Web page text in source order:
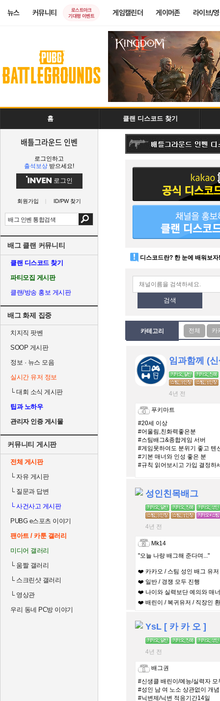
뉴스 커뮤니티
로스트아크
기대평 이벤트
게임캘린더 게이머존 라이브/
홈 클랜 디스코드 찾기
배틀그라운드 인벤
로그인하고
출석보상 받으세요!
로그인
회원가입 ID/PW 찾기
배그 클랜 커뮤니티
클랜 디스코드 찾기
파티모집 게시판
클랜/방송 홍보 게시판
배그 화제 집중
치지직 팟벤
SOOP 게시판
정보 · 뉴스 모음
실시간 유저 정보
└대회 소식 게시판
팁과 노하우
관리자 인증 게시물
커뮤니티 게시판
전체 게시판
└자유 게시판
└질문과 답변
└사건사고 게시판
PUBG e스포츠 이야기
팬아트 / 카툰 갤러리
미디어 갤러리
└움짤 갤러리
└스크린샷 갤러리
└영상관
우리 동네 PC방 이야기
디스코드란? 한 눈에 배워보자!
검색
카테고리
임과함께 (
4년 전
푸키마트
#20세 이상
#어울림,친화력좋은분
#스팀배그&종합게임 서버
#게임못하여도 분위기 좋고 텐
#기본 매너와 인성 좋은 분
#규칙 읽어보시고 가입 결정하
성인친목배그
4년 전
Mk14
"오늘 나랑 배그해 준다며..."
❤️ 카카오 / 스팀 성인 배그 유저
❤️ 일반 / 경쟁 모두 진행
❤️ 나이와 실력보단 예의와 매너
❤️ 배린이 / 복귀유저 / 직장인
YsL [ 카 카 오 ]
4년 전
배그권
#신생클 배린이/예능/실력자 모
#성인 남 여 노소 상관없이 개
#닉변제/닉변 적응기간14일